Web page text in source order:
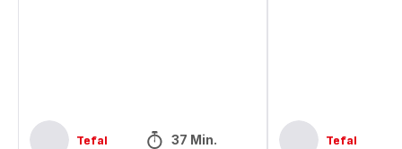
Tefal 37 Min. Tefal